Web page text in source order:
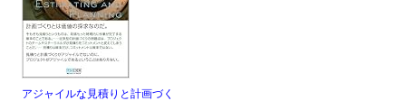
アジャイルな見積りと計画づく